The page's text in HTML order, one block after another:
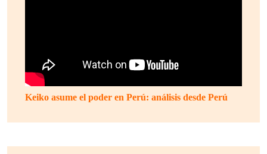
Keiko asume el poder en Perú: análisis desde Perú